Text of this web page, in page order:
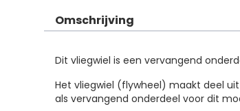
Omschrijving
Dit vliegwiel is een vervangend
Het vliegwiel (flywheel) maakt deel
als vervangend onderdeel voor dit